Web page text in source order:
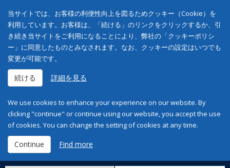
当サイトでは、お客様の利便性向上を図るためクッキー（Cookie）を
利用しています。お客様は、「続ける」のリンクをクリックするか、引
き続き当サイトをご利用になることにより、弊社の「クッキーポリシ
ー」に同意したものとみなされます。なお、クッキーの設定はいつでも
変更が可能です。
続ける 詳細を見る
We use cookies to enhance your experience on our website. By
clicking "continue" or continue using our website, you accept the use
of cookies. You can change the setting of cookies at any time.
Continue Find more